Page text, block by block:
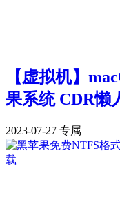
【虚拟机】
果系统 CDR懒
2023-07-27 专属